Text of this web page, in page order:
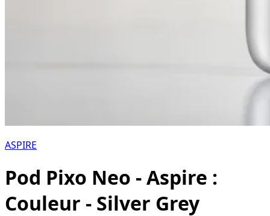
ASPIRE
Pod Pixo Neo - Aspire :
Couleur - Silver Grey